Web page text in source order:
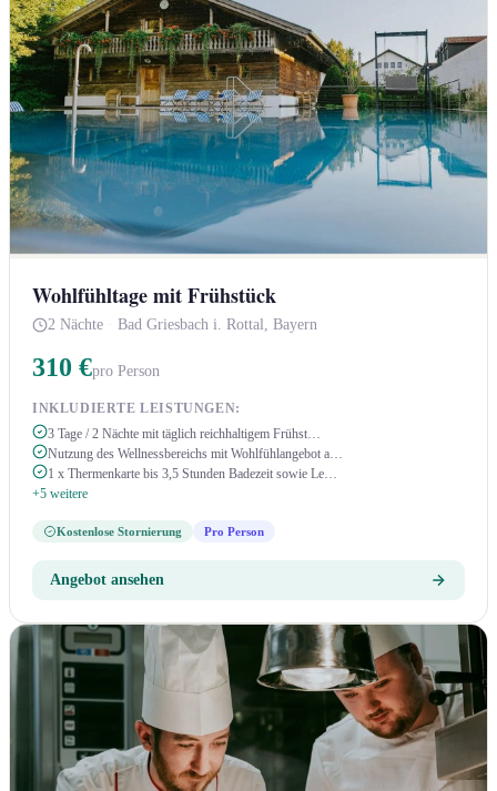
Wohlfühltage mit Frühstück
2 Nächte · Bad Griesbach i. Rottal, Bayern
310 €pro Person
INKLUDIERTE LEISTUNGEN:
3 Tage / 2 Nächte mit täglich reichhaltigem Frühst…
Nutzung des Wellnessbereichs mit Wohlfühlangebot a…
1 x Thermenkarte bis 3,5 Stunden Badezeit sowie Le…
+5 weitere
Kostenlose Stornierung Pro Person
Angebot ansehen